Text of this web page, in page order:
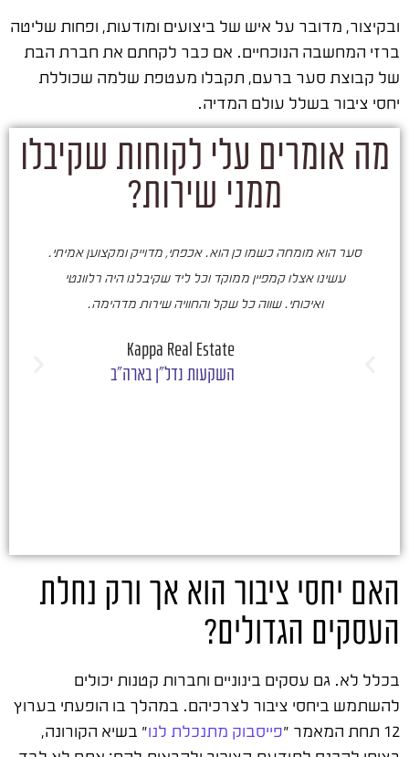
ובקיצור, מדובר על איש של ביצועים ומודעות, ופחות שליטה
ברזי המחשבה הנוכחיים. אם כבר לקחתם את חברת הבת
של קבוצת סער ברעם, תקבלו מעטפת שלמה שכוללת
יחסי ציבור בשלל עולם המדיה.
מה אומרים עלי לקוחות שקיבלו
ממני שירות?
סער הוא מומחה כשמו כן הוא. אכפתי, מדוייק ומקצוען אמיתי.
עשינו אצלו קמפיין ממוקד וכל ליד שקיבלנו היה רלוונטי
ואיכותי. שווה כל שקל והחוויה שירות מדהימה.
Kappa Real Estate
השקעות נדל"ן בארה"ב
האם יחסי ציבור הוא אך ורק נחלת
העסקים הגדולים?
בכלל לא. גם עסקים בינוניים וחברות קטנות יכולים
להשתמש ביחסי ציבור לצרכיהם. במהלך בו הופעתי בערוץ
12 תחת המאמר "
פייסבוק מתנכלת לנו" בשיא הקורונה,